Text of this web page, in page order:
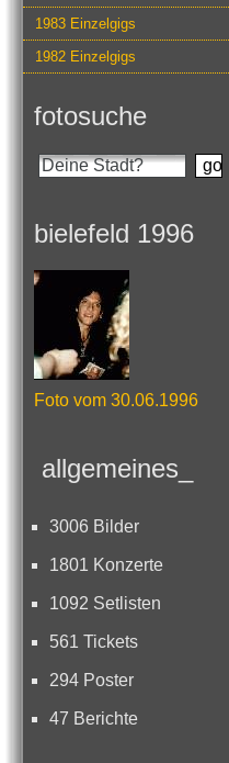
1983 Einzelgigs
1982 Einzelgigs
fotosuche
bielefeld 1996
Foto vom 30.06.1996
allgemeines_
3006 Bilder
1801 Konzerte
1092 Setlisten
561 Tickets
294 Poster
47 Berichte